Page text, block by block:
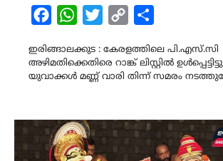
FacebookWhatsAppTwitterCopy
ഇരിങ്ങാലക്കുട : കേരളത്തിലെ പി.എസ്.സി
അഴിമതിക്കെതിരെ റാങ്ക് ലിസ്റ്റിൽ
യുവാക്കൾ മണ്ണ് വാരി തിന്ന് സമരം